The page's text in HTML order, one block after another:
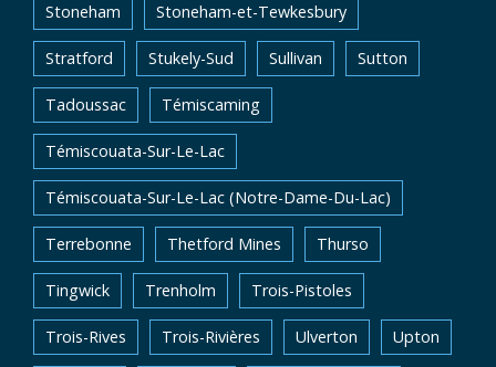
Stoneham Stoneham-et-Tewkesbury
Stratford Stukely-Sud Sullivan Sutton
Tadoussac Témiscaming
Témiscouata-Sur-Le-Lac
Témiscouata-Sur-Le-Lac (Notre-Dame-Du-Lac)
Terrebonne Thetford Mines Thurso
Tingwick Trenholm Trois-Pistoles
Trois-Rives Trois-Rivières Ulverton Upton